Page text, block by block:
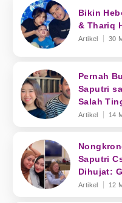
Bikin
& Thariq
Artikel 30
Pernah
Saputri
Salah
Artikel 14
Saputri
Dihujat:
Artikel 12